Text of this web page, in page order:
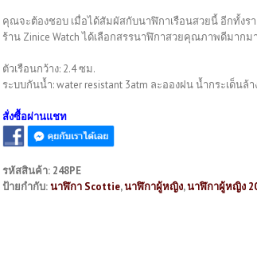
คุณจะต้องชอบ เมื่อได้สัมผัสกับนาฬิกาเรือนสวยนี้ อีกทั้ง
ร้าน Zinice Watch ได้เลือกสรรนาฬิกาสวยคุณภาพดีมาก
ตัวเรือนกว้าง: 2.4 ซม.
ระบบกันน้ำ: water resistant 3atm ละอองฝน น้ำกระเด็นล้า
สั่งซื้อผ่านแชท
รหัสสินค้า: 248PE
ป้ายกำกับ:นาฬิกา Scottie,นาฬิกาผู้หญิง,นาฬิกาผู้หญิง